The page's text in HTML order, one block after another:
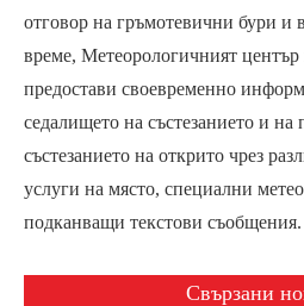
отговор на гръмотевични бури и
време, Метеорологичният
предостави своевременно
седалището на състезанието и на
състезанието на открито чрез
услуги на място, специални
подканващи текстови съобщения.
Свързани